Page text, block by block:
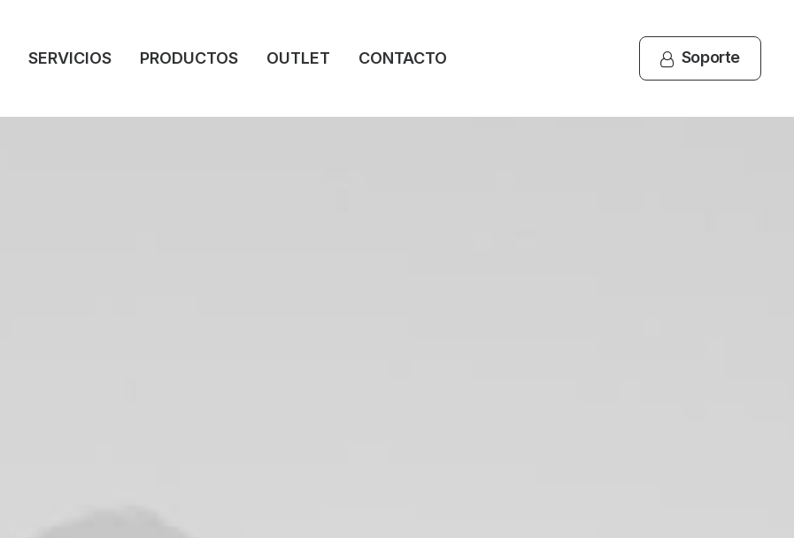
SERVICIOS PRODUCTOS OUTLET CONTACTO Soporte